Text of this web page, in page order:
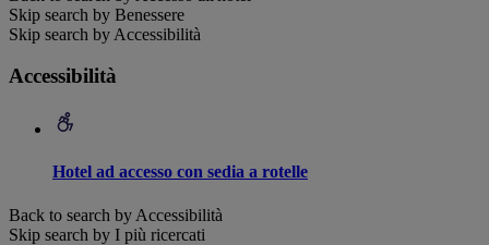
Skip search by Benessere
Skip search by Accessibilità
Accessibilità
Hotel ad accesso con sedia a rotelle
Back to search by Accessibilità
Skip search by I più ricercati